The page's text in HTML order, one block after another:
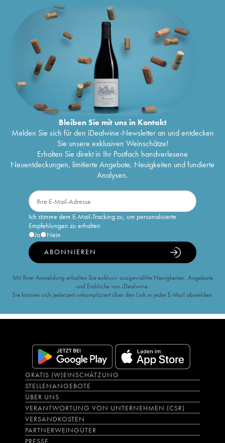
Bleiben Sie mit uns in Kontakt
Melden Sie sich für den iDealwine-Newsletter an und entdecken
Sie unsere exklusiven Weinschätze!
Erhalten Sie direkt in Ihr Postfach handverlesene
Neuentdeckungen, limitierte Angebote, Neuigkeiten und fundierte
Analysen.
Ich stimme dem E-Mail-Tracking zu, um personalisierte
Empfehlungen zu erhalten
Ja
Nein
ABONNIEREN
Mit Ihrer Anmeldung erhalten Sie exklusiv ausgewählte Neuigkeiten, Angebote
und Einblicke von iDealwine.
Sie können sich jederzeit unkompliziert über den Link in jeder E-Mail abmelden.
GRATIS (W)EINSCHÄTZUNG
STELLENANGEBOTE
ÜBER UNS
VERANTWORTUNG VON UNTERNEHMEN (CSR)
VERSANDKOSTEN
PARTNERWEINGÜTER
PRESSE